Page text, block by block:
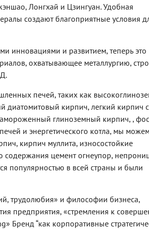
Лонгхай и Цзингуан. Удобная
создают благоприятные условия
инновациями и развитием, теперь это
охватывающее металлургию,
печей, таких как
кирпич, легкий кирпич с
глиноземный кирпич, ,
и энергетического котла, мы можем
кирпич муллита, износостойкие
содержания цемент огнеупор,
популярностью в всей страны и были
трудолюбия» и философии бизнеса,
предприятия, «стремления к
Бренд “как корпоративные